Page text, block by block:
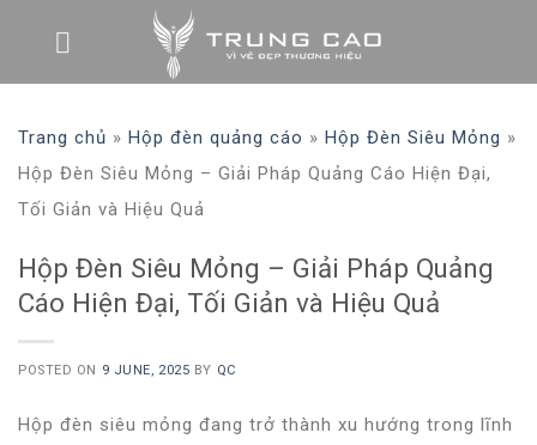
Trang chủ » Hộp đèn quảng cáo » Hộp Đèn Siêu Mỏng »
Hộp Đèn Siêu Mỏng – Giải Pháp Quảng Cáo Hiện Đại,
Tối Giản và Hiệu Quả
Hộp Đèn Siêu Mỏng – Giải Pháp Quảng
Cáo Hiện Đại, Tối Giản và Hiệu Quả
POSTED ON 9 JUNE, 2025 BY QC
Hộp đèn siêu mỏng đang trở thành xu hướng trong lĩnh